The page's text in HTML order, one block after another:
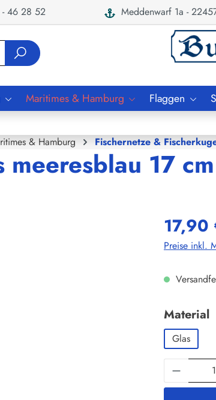
46 28 52 Meddenwarf 1a -
Maritimes & Hamburg Flaggen
& Hamburg Fischernetze &
17
17,90
Preise inkl.
Material
Glas